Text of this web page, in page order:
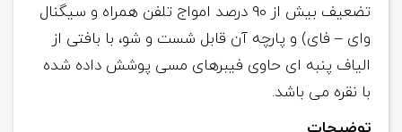
تضعیف بیش از ۹۰ درصد امواج تلفن همراه و سیگنال
وای – فای) و پارچه آن قابل شست و شو، با بافتی از
الیاف پنبه ای حاوی فیبرهای مسی پوشش داده شده
با نقره می باشد.